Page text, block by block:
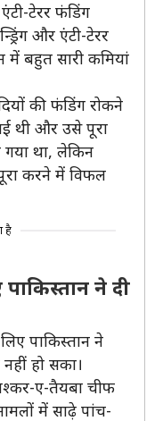
टेरर फंडिंग
और एंटी-टेरर
में बहुत सारी कमियां
की फंडिंग रोकने
थी और उसे पूरा
था, लेकिन
करने में विफल
है
ने दी
पाकिस्तान ने
हो सका।
ए-तैयबा चीफ
में साढ़े पांच-